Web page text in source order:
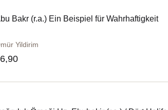
Bakr (r.a.) Ein Beispiel für Wahrhaftigkeit
Yildirim
6,90